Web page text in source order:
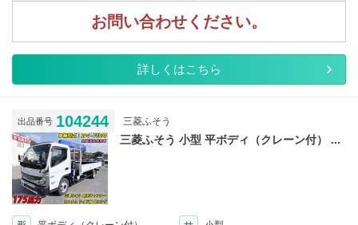
お問い合わせください。
詳しくはこちら
出品番号 104244 三菱ふそう
三菱ふそう 小型 平ボディ（クレーン付） ...